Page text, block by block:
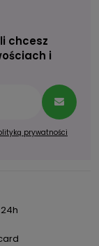
chcesz
i
prywatności